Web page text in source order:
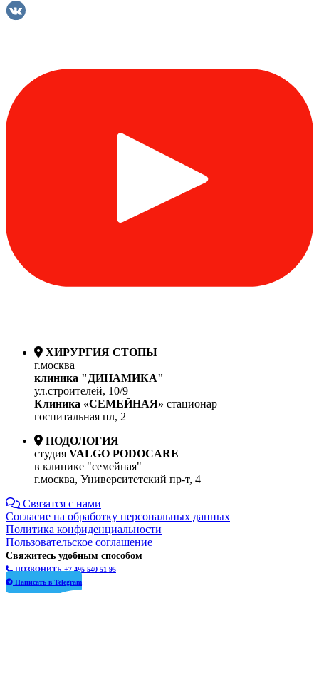
ХИРУРГИЯ СТОПЫ
г.москва
клиника "ДИНАМИКА"
ул.строителей, 10/9
Клиника «СЕМЕЙНАЯ» стационар
госпитальная пл, 2
ПОДОЛОГИЯ
студия VALGO PODOCARE
в клинике "семейная"
г.москва, Университетский пр-т, 4
Связатся с нами
Согласие на обработку персональных данных
Политика конфиденциальности
Пользовательское соглашение
Свяжитесь удобным способом
ПОЗВОНИТЬ +7 495 540 51 95
Написать в Telegram